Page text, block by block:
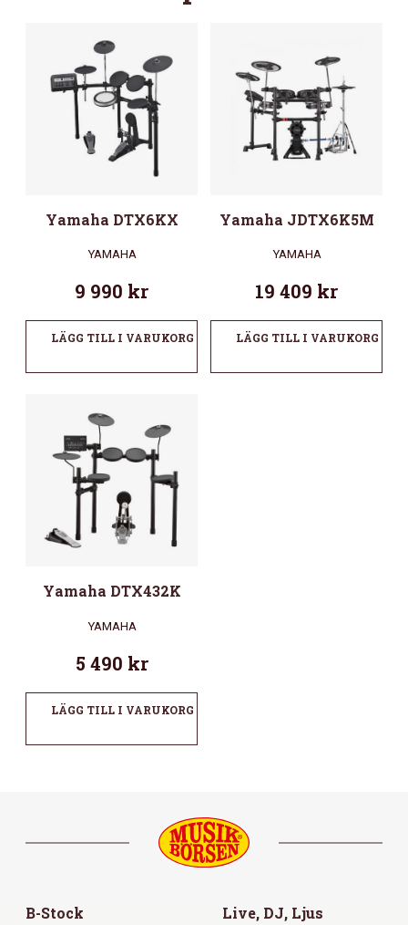
Yamaha DTX6KX
YAMAHA
9 990 kr
LÄGG TILL I VARUKORG
Yamaha JDTX6K5M
YAMAHA
19 409 kr
LÄGG TILL I VARUKORG
Yamaha DTX432K
YAMAHA
5 490 kr
LÄGG TILL I VARUKORG
B-Stock
Live, DJ, Ljus